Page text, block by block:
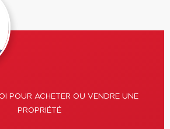
POUR ACHETER OU VENDRE UNE
PROPRIÉTÉ